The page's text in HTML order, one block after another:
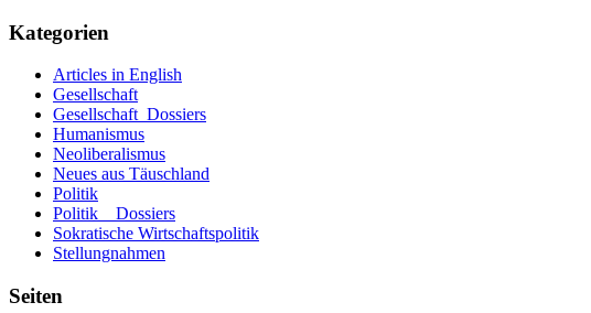
Kategorien
Articles in English
Gesellschaft
Gesellschaft_Dossiers
Humanismus
Neoliberalismus
Neues aus Täuschland
Politik
Politik _ Dossiers
Sokratische Wirtschaftspolitik
Stellungnahmen
Seiten